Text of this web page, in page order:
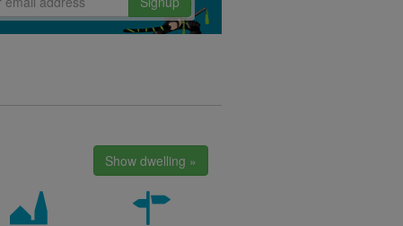
Show dwelling »